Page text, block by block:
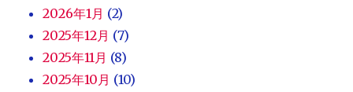
2026年1月 (2)
2025年12月 (7)
2025年11月 (8)
2025年10月 (10)